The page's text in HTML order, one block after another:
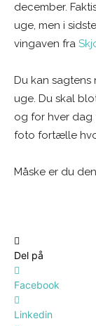
december.
uge, men i
vingaven fra
Du kan
uge. Du skal
og for hver dag
foto fortælle
Måske er du
Del på
Facebook
Linkedin